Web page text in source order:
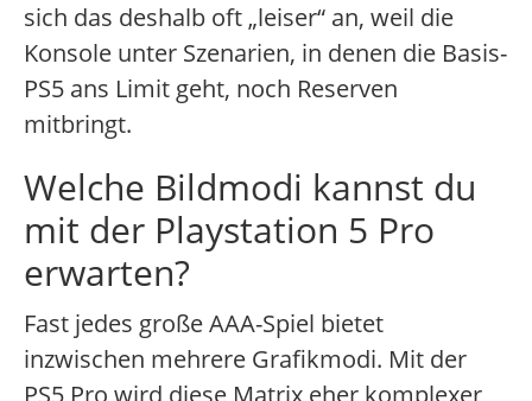
sich das deshalb oft „leiser“ an, weil die
Konsole unter Szenarien, in denen die Basis-
PS5 ans Limit geht, noch Reserven
mitbringt.
Welche Bildmodi kannst du
mit der Playstation 5 Pro
erwarten?
Fast jedes große AAA-Spiel bietet
inzwischen mehrere Grafikmodi. Mit der